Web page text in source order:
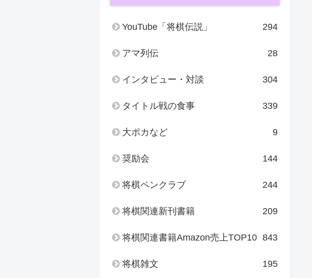
YouTube「将棋伝説」 294
アマ列伝 28
インタビュー・対談 304
タイトル戦の食事 339
大ポカなど 9
奨励会 144
将棋ペンクラブ 244
将棋関連新刊書籍 209
将棋関連書籍Amazon売上TOP10 843
将棋雑文 195